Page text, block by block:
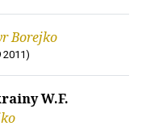
Borejko
2011)
W.F.